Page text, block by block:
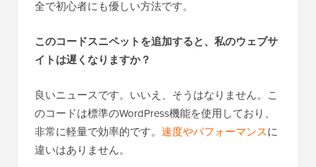
お勧めします。サイトにコードを追加する、より安
このコードスニペットを追加すると、私のウェブサ
良いニュースです。いいえ、そうはなりません。こ
のコードは標準のWordPress機能を使用しており、
非常に軽量で効率的です。